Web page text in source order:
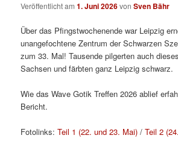
Veröffentlicht am1. Juni 2026vonSven Bähr
Über das Pfingstwochenende war Leipzig
unangefochtene Zentrum der Schwarzen
zum 33. Mal! Tausende pilgerten auch
Sachsen und färbten ganz Leipzig schwarz.
Wie das Wave Gotik Treffen 2026 ablief
Bericht.
Fotolinks:Teil 1 (22. und 23. Mai) /Teil 2